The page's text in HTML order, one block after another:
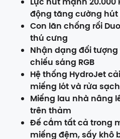
động tăng cường
Con lăn chống rối
thú cưng
Nhận dạng đối
chiếu sáng RGB
Hệ thống HydroJet
miếng lót và rửa
Miếng lau nhà nâng
trên thảm
Đế cắm tất cả trong
miếng đệm, sấy khô